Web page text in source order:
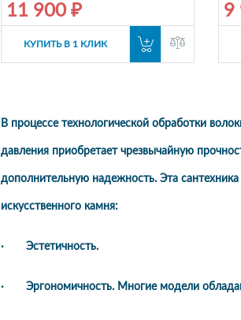
11 900 ₽
КУПИТЬ В 1 КЛИК
9
В процессе технологической обработки
давления приобретает чрезвычайную
дополнительную надежность. Эта
искусственного камня:
· Эстетичность.
· Эргономичность. Многие модели